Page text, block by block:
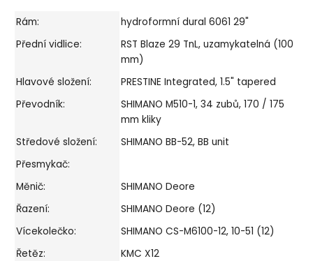
Rám:
hydroformní dural 6061 29"
Přední vidlice:
RST Blaze 29 TnL, uzamykatelná (100
mm)
Hlavové složení:
PRESTINE Integrated, 1.5" tapered
Převodník:
SHIMANO M510-1, 34 zubů, 170 / 175
mm kliky
Středové složení:
SHIMANO BB-52, BB unit
Přesmykač:
Měnič:
SHIMANO Deore
Řazení:
SHIMANO Deore (12)
Vícekolečko:
SHIMANO CS-M6100-12, 10-51 (12)
Řetěz:
KMC X12